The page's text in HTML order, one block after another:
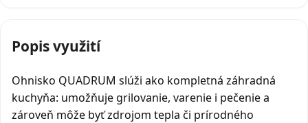
Popis využití
Ohnisko QUADRUM slúži ako kompletná záhradná
kuchyňa: umožňuje grilovanie, varenie i pečenie a
zároveň môže byť zdrojom tepla či prírodného